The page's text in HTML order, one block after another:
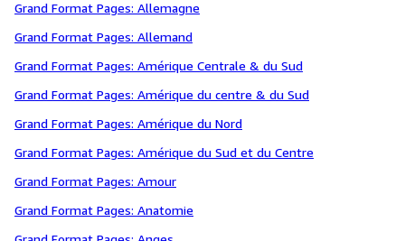
Grand Format Pages: Allemagne
Grand Format Pages: Allemand
Grand Format Pages: Amérique Centrale & du Sud
Grand Format Pages: Amérique du centre & du Sud
Grand Format Pages: Amérique du Nord
Grand Format Pages: Amérique du Sud et du Centre
Grand Format Pages: Amour
Grand Format Pages: Anatomie